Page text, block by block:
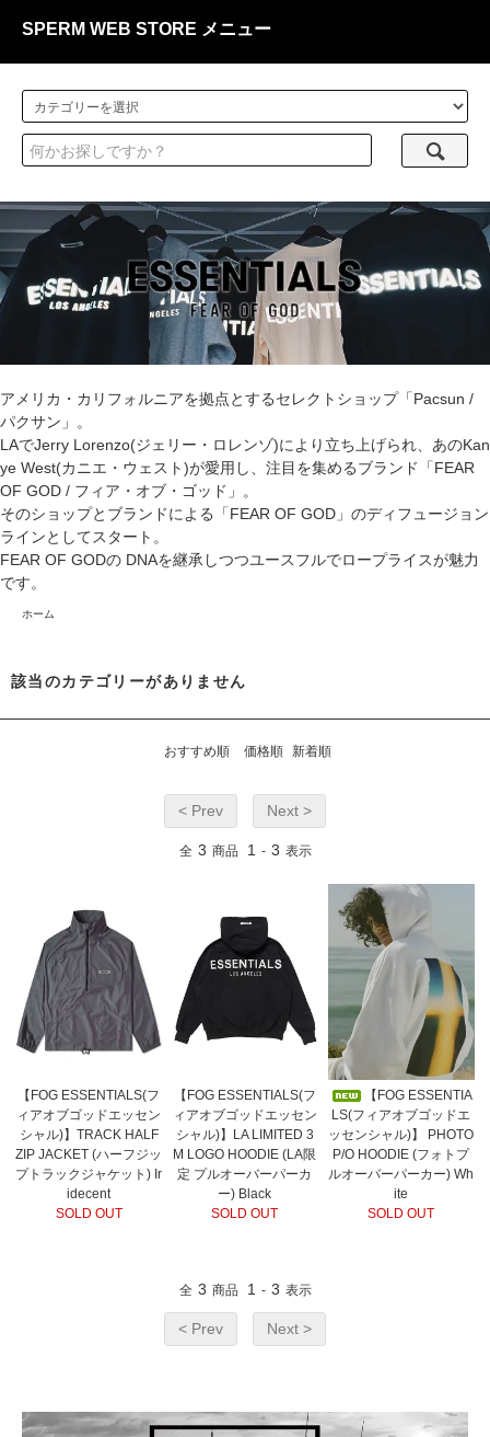
SPERM WEB STORE メニュー
アメリカ・カリフォルニアを拠点とするセレクトショップ「Pacsun /
パクサン」。
LAでJerry Lorenzo(ジェリー・ロレンゾ)により立ち上げられ、あのKan
ye West(カニエ・ウェスト)が愛用し、注目を集めるブランド「FEAR
OF GOD / フィア・オブ・ゴッド」。
そのショップとブランドによる「FEAR OF GOD」のディフュージョン
ラインとしてスタート。
FEAR OF GODの DNAを継承しつつユースフルでロープライスが魅力
です。
ホーム
該当のカテゴリーがありません
おすすめ順 価格順 新着順
< Prev Next >
全 3 商品 1 - 3 表示
【FOG ESSENTIALS(フ
ィアオブゴッドエッセン
シャル)】TRACK HALF
ZIP JACKET (ハーフジッ
プトラックジャケット) Ir
idecent
SOLD OUT
【FOG ESSENTIALS(フ
ィアオブゴッドエッセン
シャル)】LA LIMITED 3
M LOGO HOODIE (LA限
定 プルオーバーパーカ
ー) Black
SOLD OUT
【FOG ESSENTIA
LS(フィアオブゴッドエ
ッセンシャル)】 PHOTO
P/O HOODIE (フォトプ
ルオーバーパーカー) Wh
ite
SOLD OUT
全 3 商品 1 - 3 表示
< Prev Next >